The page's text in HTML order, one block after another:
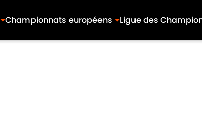
Championnats européens Ligue des